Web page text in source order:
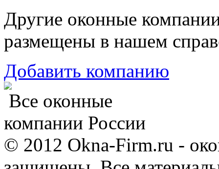
Другие оконные
размещены в нашем
Добавить компанию
Все оконные
компании России
© 2012 Okna-Firm.ru -